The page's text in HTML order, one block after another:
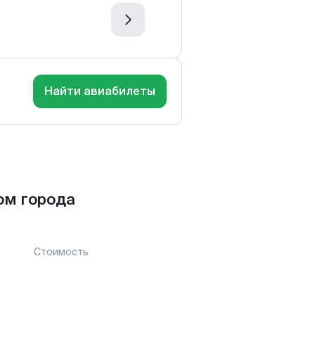
Найти авиабилеты
города
Стоимость